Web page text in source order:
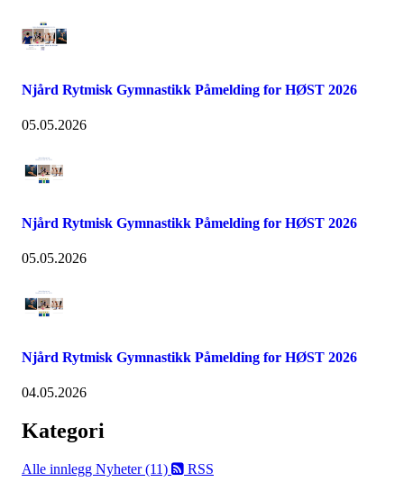
Njård Rytmisk Gymnastikk Påmelding for HØST 2026
05.05.2026
Njård Rytmisk Gymnastikk Påmelding for HØST 2026
05.05.2026
Njård Rytmisk Gymnastikk Påmelding for HØST 2026
04.05.2026
Kategori
Alle innlegg Nyheter (11) RSS